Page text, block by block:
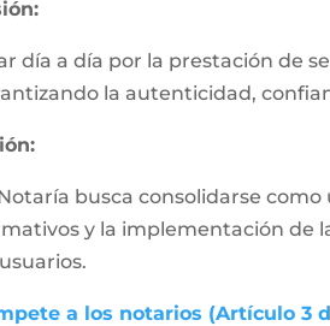
día a día por la prestación de
la autenticidad,
busca consolidarse
y la implementación de
a los notarios (Artículo 3